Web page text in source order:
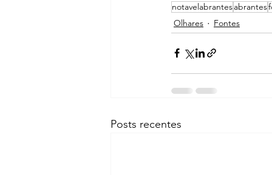
notavelabrantesabrantes
Olhares
Fontes
Posts recentes